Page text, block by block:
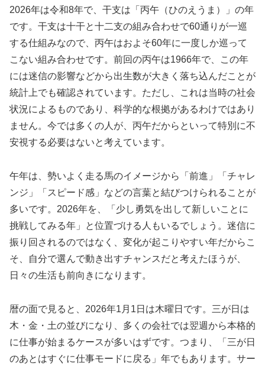
2026年は令和8年で、干支は「丙午（ひのえうま）」の年
です。干支は十干と十二支の組み合わせで60通りが一巡
する仕組みなので、丙午はおよそ60年に一度しか巡って
こない組み合わせです。前回の丙午は1966年で、この年
には迷信の影響などから出生数が大きく落ち込んだことが
統計上でも確認されています。ただし、これは当時の社会
状況によるものであり、科学的な根拠があるわけではあり
ません。今では多くの人が、丙午だからといって特別に不
安視する必要はないと考えています。
午年は、勢いよく走る馬のイメージから「前進」「チャレ
ンジ」「スピード感」などの言葉と結びつけられることが
多いです。2026年を、「少し勇気を出して新しいことに
挑戦してみる年」と位置づける人もいるでしょう。迷信に
振り回されるのではなく、変化が起こりやすい年だからこ
そ、自分で選んで動き出すチャンスだと考えたほうが、
日々の生活も前向きになります。
暦の面で見ると、2026年1月1日は木曜日です。三が日は
木・金・土の並びになり、多くの会社では翌週から本格的
に仕事が始まるケースが多いはずです。つまり、「三が日
のあとはすぐに仕事モードに戻る」年でもあります。サー